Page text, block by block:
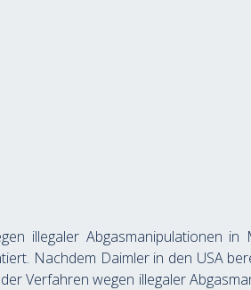
illegaler Abgasmanipulationen
Nachdem Daimler in den USA
Verfahren wegen illegaler